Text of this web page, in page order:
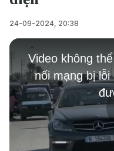
24-09-2024, 20:38
This
is
a
modal
window.
Video không
nối mạng bị